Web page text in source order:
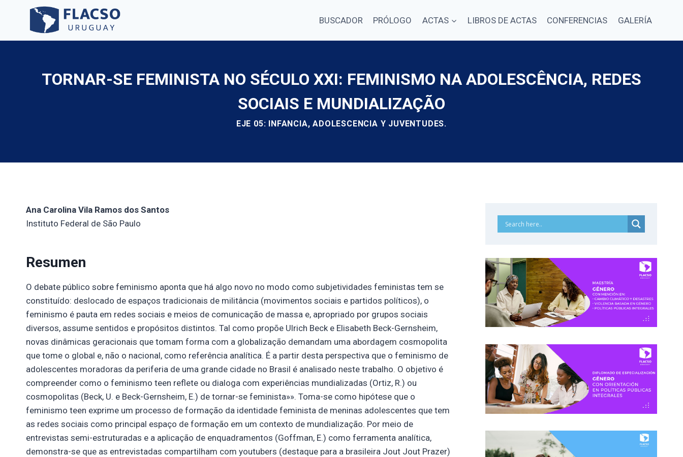
contenido
BUSCADOR PRÓLOGO ACTAS LIBROS DE ACTAS CONFERENCIAS GALERÍA
TORNAR-SE FEMINISTA NO SÉCULO XXI: FEMINISMO NA ADOLESCÊNCIA, REDES
SOCIAIS E MUNDIALIZAÇÃO
EJE 05: INFANCIA, ADOLESCENCIA Y JUVENTUDES.
Ana Carolina Vila Ramos dos Santos
Instituto Federal de São Paulo
Resumen
O debate público sobre feminismo aponta que há algo novo no modo como subjetividades feministas tem se
constituído: deslocado de espaços tradicionais de militância (movimentos sociais e partidos políticos), o
feminismo é pauta em redes sociais e meios de comunicação de massa e, apropriado por grupos sociais
diversos, assume sentidos e propósitos distintos. Tal como propõe Ulrich Beck e Elisabeth Beck-Gernsheim,
novas dinâmicas geracionais que tomam forma com a globalização demandam uma abordagem cosmopolita
que tome o global e, não o nacional, como referência analítica. É a partir desta perspectiva que o feminismo de
adolescentes moradoras da periferia de uma grande cidade no Brasil é analisado neste trabalho. O objetivo é
compreender como o feminismo teen reflete ou dialoga com experiências mundializadas (Ortiz, R.) ou
cosmopolitas (Beck, U. e Beck-Gernsheim, E.) de tornar-se feminista»». Toma-se como hipótese que o
feminismo teen exprime um processo de formação da identidade feminista de meninas adolescentes que tem
as redes sociais como principal espaço de formação em um contexto de mundialização. Por meio de
entrevistas semi-estruturadas e a aplicação de enquadramentos (Goffman, E.) como ferramenta analítica,
demonstra-se que as entrevistadas compartilham com youtubers (destaque para a brasileira Jout Jout Prazer)